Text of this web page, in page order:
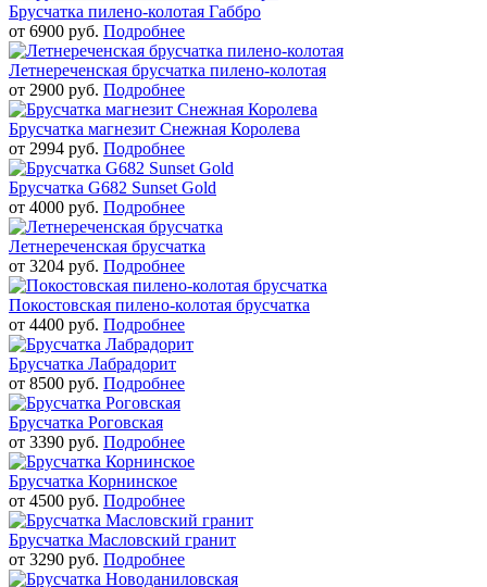
Брусчатка пилено-колотая Габбро
от 6900 руб. Подробнее
Летнереченская брусчатка пилено-колотая
от 2900 руб. Подробнее
Брусчатка магнезит Снежная Королева
от 2994 руб. Подробнее
Брусчатка G682 Sunset Gold
от 4000 руб. Подробнее
Летнереченская брусчатка
от 3204 руб. Подробнее
Покостовская пилено-колотая брусчатка
от 4400 руб. Подробнее
Брусчатка Лабрадорит
от 8500 руб. Подробнее
Брусчатка Роговская
от 3390 руб. Подробнее
Брусчатка Корнинское
от 4500 руб. Подробнее
Брусчатка Масловский гранит
от 3290 руб. Подробнее